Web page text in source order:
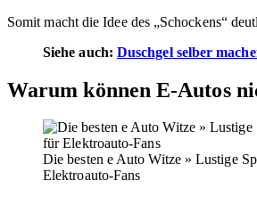
Somit macht die Idee des „Schockens“
Siehe auch: Duschgel selber
Warum können E-Autos
Die besten e Auto Witze » Lustige
Elektroauto-Fans